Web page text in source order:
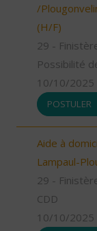
/
(H/F)
29 -
Possibilité
10/10/2025
POSTULER
Aide à
Lampaul-
29 -
CDD
10/10/2025